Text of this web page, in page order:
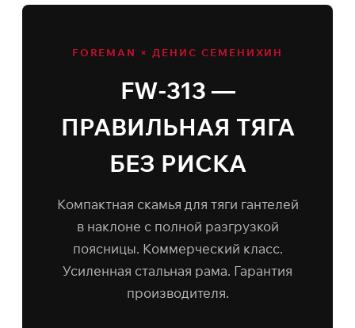
FOREMAN × ДЕНИС СЕМЕНИХИН
FW-313 —
ПРАВИЛЬНАЯ ТЯГА
БЕЗ РИСКА
Компактная скамья для тяги гантелей
в наклоне с полной разгрузкой
поясницы. Коммерческий класс.
Усиленная стальная рама. Гарантия
производителя.